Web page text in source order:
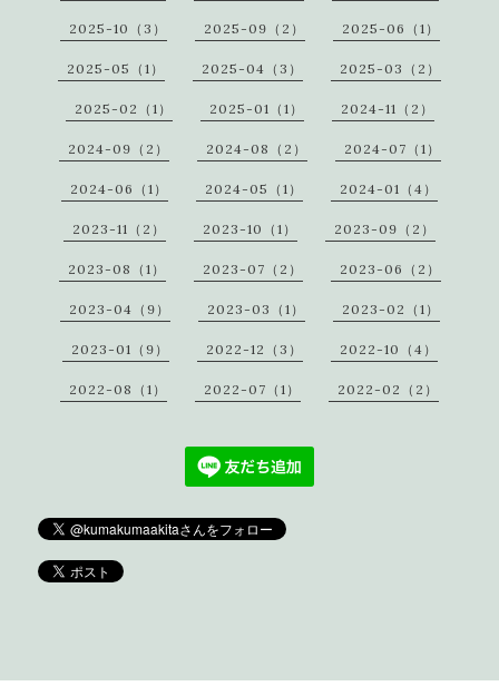
2025-10（3） 2025-09（2） 2025-06（1）
2025-05（1） 2025-04（3） 2025-03（2）
2025-02（1） 2025-01（1） 2024-11（2）
2024-09（2） 2024-08（2） 2024-07（1）
2024-06（1） 2024-05（1） 2024-01（4）
2023-11（2） 2023-10（1） 2023-09（2）
2023-08（1） 2023-07（2） 2023-06（2）
2023-04（9） 2023-03（1） 2023-02（1）
2023-01（9） 2022-12（3） 2022-10（4）
2022-08（1） 2022-07（1） 2022-02（2）